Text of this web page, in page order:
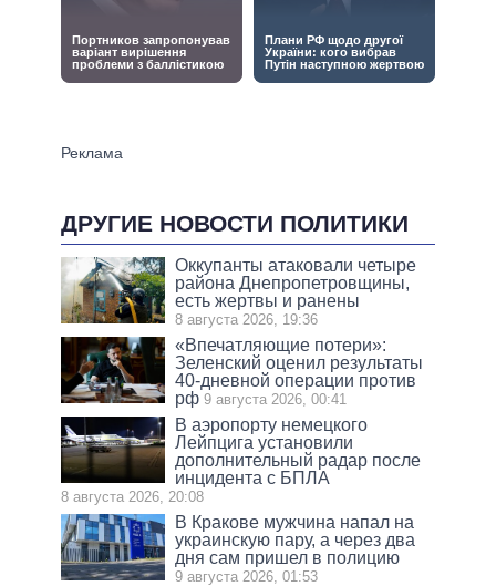
ДРУГИЕ НОВОСТИ ПОЛИТИКИ
Оккупанты атаковали четыре
района Днепропетровщины,
есть жертвы и ранены
8 августа 2026, 19:36
«Впечатляющие потери»:
Зеленский оценил результаты
40-дневной операции против
рф 9 августа 2026, 00:41
В аэропорту немецкого
Лейпцига установили
дополнительный радар после
инцидента с БПЛА
8 августа 2026, 20:08
В Кракове мужчина напал на
украинскую пару, а через два
дня сам пришел в полицию
9 августа 2026, 01:53